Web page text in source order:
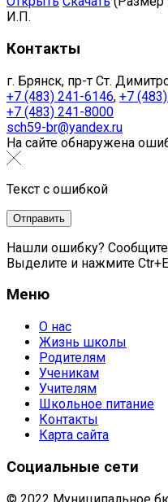
И.П.
Контакты
г. Брянск, пр-т Ст.
+7 (483) 241-6146, +7
+7 (483) 241-8000
sch59-br@yandex.ru
На сайте обнаружена
Текст с ошибкой
Нашли ошибку?
Выделите и нажмите
Меню
О нас
Жизнь школы
Родителям
Ученикам
Учителям
Школьное питание
Контакты
Карта сайта
Социальные сети
© 2022 Муниципальное